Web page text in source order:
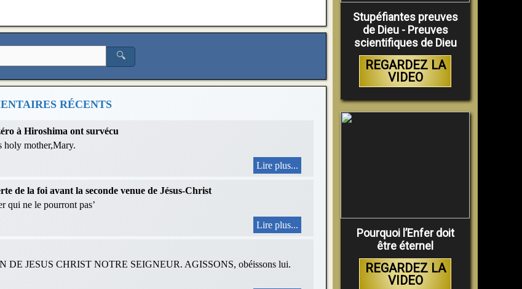
🔍
RÉCENTS
à Hiroshima ont survécu
holy mother,Mary.
Lire plus...
de la foi avant la seconde venue de Jésus-Christ
qui ne le pourront pas’
Lire plus...
JESUS CHRIST NOTRE SEIGNEUR. AGISSONS, obéissons lui.
Stupéfiantes preuves
de Dieu - Preuves
scientifiques de Dieu
REGARDEZ LA
VIDEO
Pourquoi l’Enfer doit
être éternel
REGARDEZ LA
VIDEO